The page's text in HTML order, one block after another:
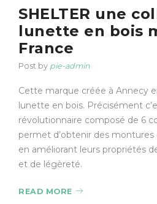
SHELTER une
lunette en bois
France
Post by pie-admin
Cette marque créée à Annecy
lunette en bois. Précisément
révolutionnaire composé de 6
permet d’obtenir des
en améliorant leurs propriétés
et de légèreté.
READ MORE